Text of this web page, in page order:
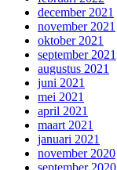
december 2021
november 2021
oktober 2021
september 2021
augustus 2021
juni 2021
mei 2021
april 2021
maart 2021
januari 2021
november 2020
september 2020